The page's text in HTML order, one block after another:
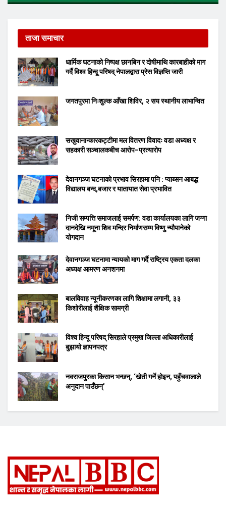
ताजा समाचार
धार्मिक घटनाको निष्पक्ष छानबिन र दोषीमाथि कारबाहीको माग
गर्दै विश्व हिन्दू परिषद् नेपालद्वारा प्रेस विज्ञप्ति जारी
जगतपुरमा निःशुल्क आँखा शिविर, २ सय स्थानीय लाभान्वित
सखुवानान्कारकट्टीमा मल वितरण विवादः वडा अध्यक्ष र
सहकारी सञ्चालकबीच आरोप–प्रत्यारोप
देवानगञ्ज घटनाको प्रभाव सिरहामा पनि : प्याब्सन आबद्ध
विद्यालय बन्द,बजार र यातायात सेवा प्रभावित
निजी सम्पत्ति समाजलाई समर्पण: वडा कार्यालयका लागि जग्गा
दानदेखि नमूना शिव मन्दिर निर्माणसम्म विष्णु न्यौपानेको
योगदान
देवानगञ्ज घटनामा न्यायको माग गर्दै राष्ट्रिय एकता दलका
अध्यक्ष आमरण अनशनमा
बालविवाह न्यूनीकरणका लागि शिक्षामा लगानी, ३३
किशोरीलाई शैक्षिक सामग्री
विश्व हिन्दू परिषद् सिरहाले प्रमुख जिल्ला अधिकारीलाई
बुझायो ज्ञापनपत्र
नवराजपुरका किसान भन्छन्, ‘खेती गर्ने होइन, पहुँचवालाले
अनुदान पाउँछन्’